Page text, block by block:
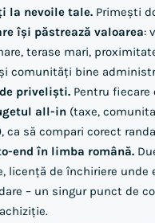
la nevoile tale. Primești
își păstrează valoarea:
terase mari,
comunități bine
priveliști. Pentru fiecare
all-in (taxe,
ca să compari corect
end în limba română.
licență de închiriere unde
– un singur punct de